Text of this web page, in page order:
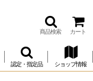
商品検索 カート
認定・指定品 ショップ情報